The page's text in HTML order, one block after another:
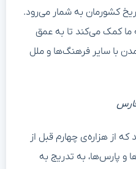
کشورمان به شمار می‌رود.
ما کمک می‌کند تا به عمق
با سایر فرهنگ‌ها و ملل
از هزاره‌ی چهارم قبل از
و پارس‌ها، به تدریج به